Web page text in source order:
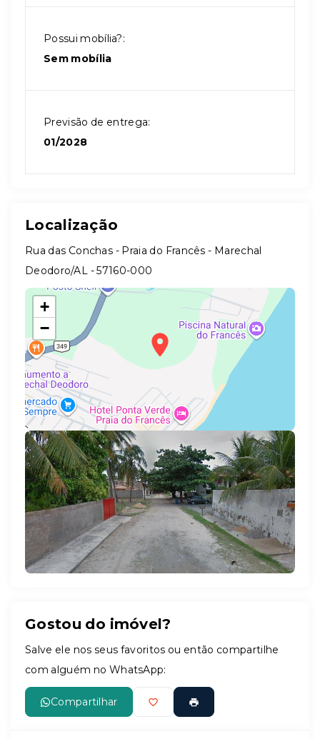
Possui mobília?:
Sem mobília
Previsão de entrega:
01/2028
Localização
Rua das Conchas - Praia do Francês - Marechal
Deodoro/AL - 57160-000
+
−
Leaflet
Gostou do imóvel?
Salve ele nos seus favoritos ou então compartilhe
com alguém no WhatsApp:
Compartilhar